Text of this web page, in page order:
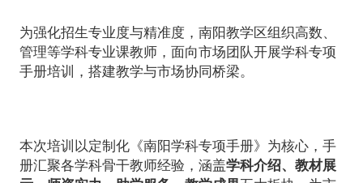
为强化招生专业度与精准度，南阳教学区组织高数、
管理等学科专业课教师，面向市场团队开展学科专项
手册培训，搭建教学与市场协同桥梁。
本次培训以定制化《南阳学科专项手册》为核心，手
册汇聚各学科骨干教师经验，涵盖学科介绍、教材展